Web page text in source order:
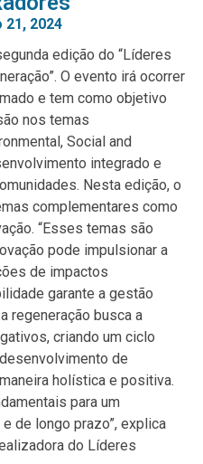
21, 2024
edição do “Líderes
O evento irá ocorrer
e tem como objetivo
nos temas
Social and
integrado e
Nesta edição, o
complementares como
“Esses temas são
pode impulsionar a
de impactos
garante a gestão
regeneração busca a
criando um ciclo
de
holística e positiva.
para um
de longo prazo”, explica
do Líderes